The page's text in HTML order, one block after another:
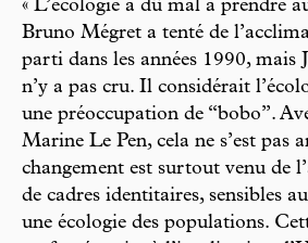
« L’écologie a dû mal à prendre
Bruno Mégret a tenté de
parti dans les années 1990, mais
n’y a pas cru. Il considérait
une préoccupation de “bobo”.
Marine Le Pen, cela ne s’est pas
changement est surtout venu de
de cadres identitaires, sensibles
une écologie des populations.